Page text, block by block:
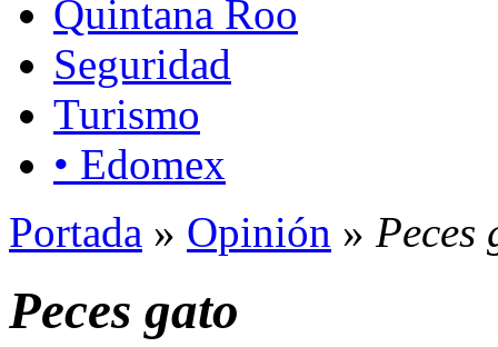
Quintana Roo
Seguridad
Turismo
• Edomex
Portada » Opinión » Peces
Peces gato